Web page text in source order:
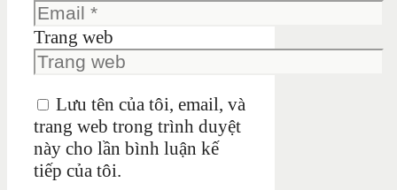
Trang web
Lưu tên của tôi, email, và
trang web trong trình duyệt
này cho lần bình luận kế
tiếp của tôi.